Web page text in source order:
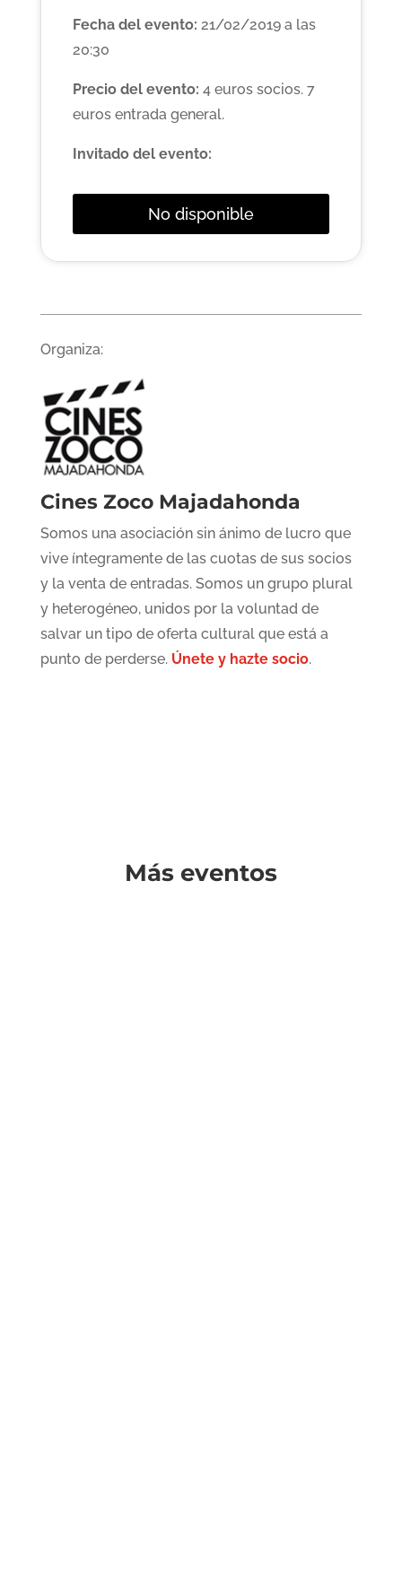
Fecha del evento: 21/02/2019 a las
20:30
Precio del evento: 4 euros socios. 7
euros entrada general.
Invitado del evento:
No disponible
Organiza:
Cines Zoco Majadahonda
Somos una asociación sin ánimo de lucro que
vive íntegramente de las cuotas de sus socios
y la venta de entradas. Somos un grupo plural
y heterogéneo, unidos por la voluntad de
salvar un tipo de oferta cultural que está a
punto de perderse. Únete y hazte socio.
Más eventos